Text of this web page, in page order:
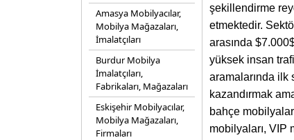
Amasya Mobilyacılar,
Mobilya Mağazaları,
İmalatçıları
Burdur Mobilya
İmalatçıları,
Fabrikaları, Mağazaları
Eskişehir Mobilyacılar,
Mobilya Mağazaları,
Firmaları
şekillendirme
etmektedir.
arasında
yüksek insan
aramalarında ilk
kazandırmak
bahçe
mobilyaları, VIP